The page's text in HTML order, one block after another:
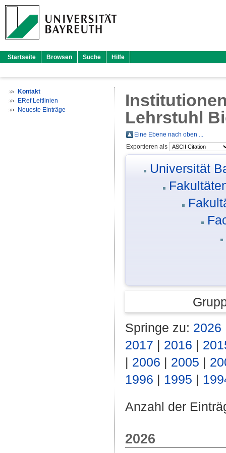
Startseite Browsen Suche Hilfe
Kontakt
ERef Leitlinien
Neueste Einträge
Lehrstuhl
Eine Ebene nach oben ...
Exportieren als
Universität
Springe zu: 2026
2017 | 2016 |
| 2006 | 2005 |
1996 | 1995 |
Anzahl der
2026